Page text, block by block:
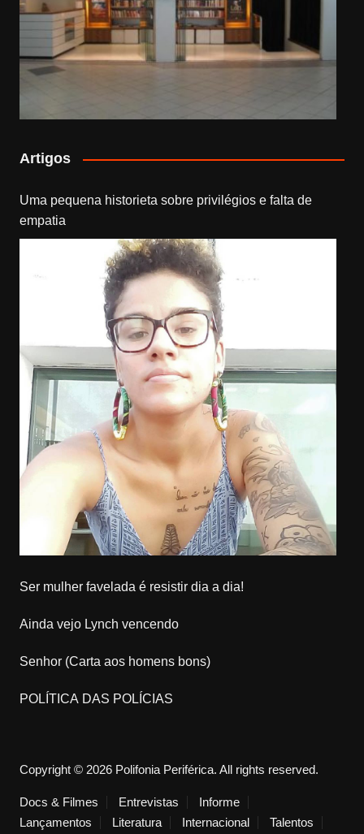
Artigos
Uma pequena historieta sobre privilégios e falta de
empatia
Ser mulher favelada é resistir dia a dia!
Ainda vejo Lynch vencendo
Senhor (Carta aos homens bons)
POLÍTICA DAS POLÍCIAS
Copyright © 2026 Polifonia Periférica. All rights reserved.
Docs & Filmes Entrevistas
Informe
Lançamentos
Literatura Internacional Talentos